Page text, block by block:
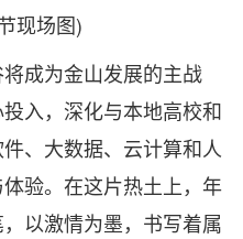
场图)
成为金山发展的主战
入，深化与本地高校和
、大数据、云计算和人
验。在这片热土上，年
以激情为墨，书写着属